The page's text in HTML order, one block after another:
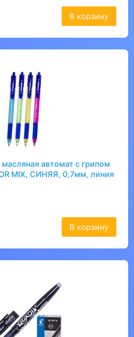
В корзину
автомат с грипом
MIX, СИНЯЯ, 0,7мм, линия
В корзину